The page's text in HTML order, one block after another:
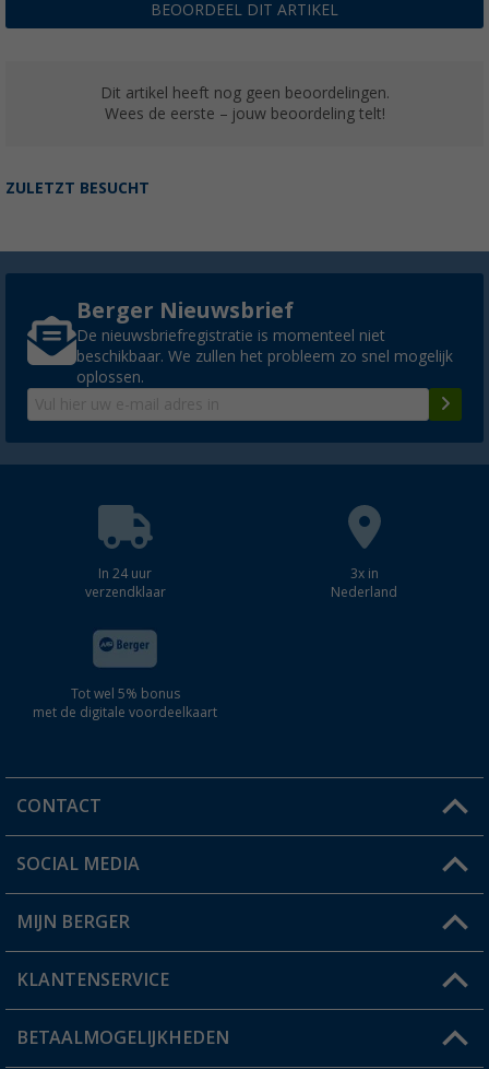
BEOORDEEL DIT ARTIKEL
Dit artikel heeft nog geen beoordelingen.
Wees de eerste – jouw beoordeling telt!
ZULETZT BESUCHT
Berger Nieuwsbrief
De nieuwsbriefregistratie is momenteel niet
beschikbaar. We zullen het probleem zo snel mogelijk
oplossen.
In 24 uur
verzendklaar
3x in
Nederland
Tot wel 5% bonus
met de digitale voordeelkaart
CONTACT
Een vraag?
Winkel vinden
SOCIAL MEDIA
MIJN BERGER
Mijn account
Status bestelling
KLANTENSERVICE
FAQ & Contact
BETAALMOGELIJKHEDEN